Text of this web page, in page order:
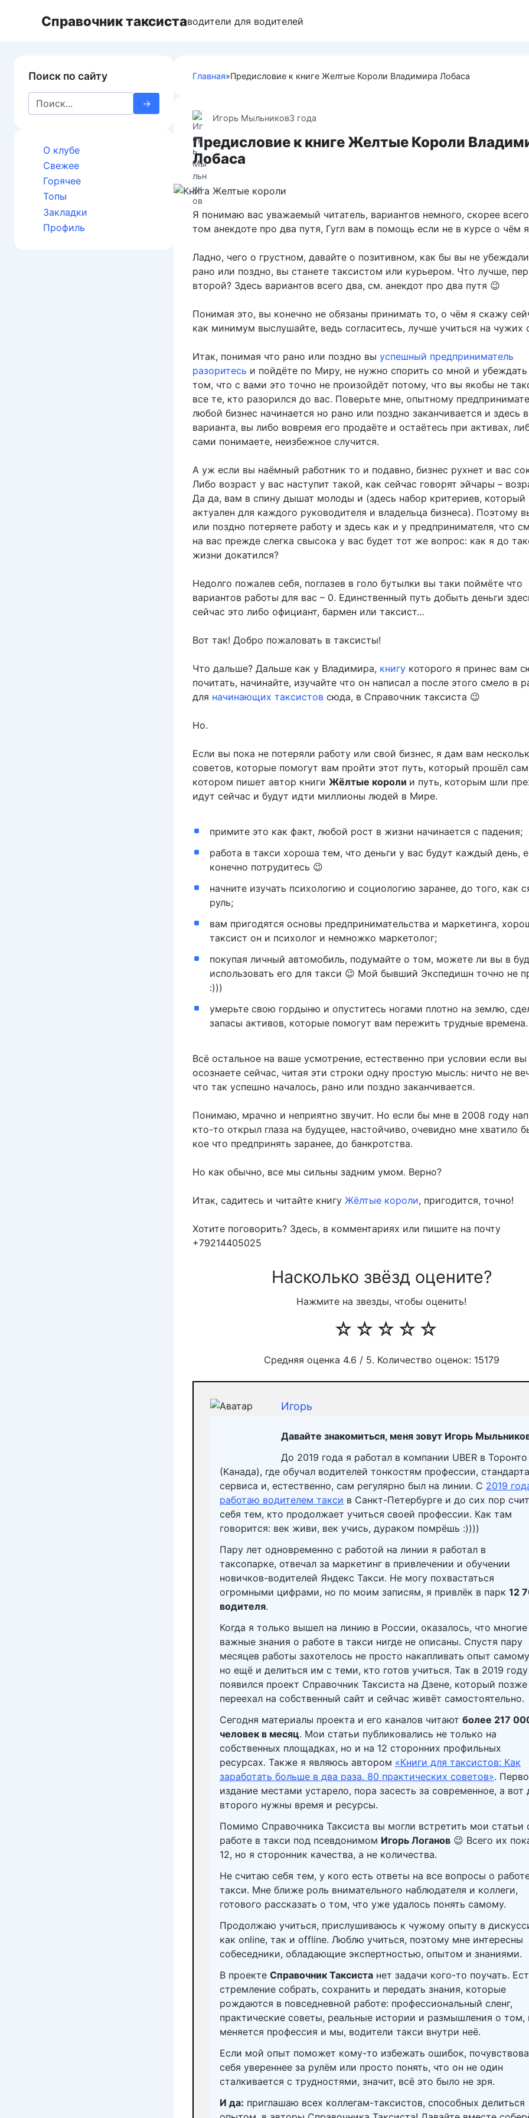
Справочник таксиставодители для водителей
Главная»Предисловие к книге Желтые Короли Владимира Лобаса
Игорь Мыльников3 года
Предисловие к книге Желтые Короли
Лобаса
Я понимаю вас уважаемый читатель, вариантов немного, скорее
том анекдоте про два путя, Гугл вам в помощь если не в курсе о чём
Ладно, чего о грустном, давайте о позитивном, как бы вы не
рано или поздно, вы станете таксистом или курьером. Что лучше,
второй? Здесь вариантов всего два, см. анекдот про два путя 😉
Понимая это, вы конечно не обязаны принимать то, о чём я скажу
как минимум выслушайте, ведь согласитесь, лучше учиться на чужих
Итак, понимая что рано или поздно вы успешный предприниматель
разоритесь и пойдёте по Миру, не нужно спорить со мной и
том, что с вами это точно не произойдёт потому, что вы якобы не
все те, кто разорился до вас. Поверьте мне, опытному
любой бизнес начинается но рано или поздно заканчивается и здесь
варианта, вы либо вовремя его продаёте и остаётесь при активах,
сами понимаете, неизбежное случится.
А уж если вы наёмный работник то и подавно, бизнес рухнет и вас
Либо возраст у вас наступит такой, как сейчас говорят эйчары –
Да да, вам в спину дышат молоды и (здесь набор критериев, который
актуален для каждого руководителя и владельца бизнеса). Поэтому
или поздно потеряете работу и здесь как и у предпринимателя, что
на вас прежде слегка свысока у вас будет тот же вопрос: как я до
жизни докатился?
Недолго пожалев себя, поглазев в голо бутылки вы таки поймёте что
вариантов работы для вас – 0. Единственный путь добыть деньги
сейчас это либо официант, бармен или таксист…
Вот так! Добро пожаловать в таксисты!
Что дальше? Дальше как у Владимира, книгу которого я принес вам
почитать, начинайте, изучайте что он написал а после этого смело в
для начинающих таксистов сюда, в Справочник таксиста 😉
Но.
Если вы пока не потеряли работу или свой бизнес, я дам вам
советов, которые помогут вам пройти этот путь, который прошёл
котором пишет автор книги Жёлтые короли и путь, которым шли
идут сейчас и будут идти миллионы людей в Мире.
примите это как факт, любой рост в жизни начинается с падения;
работа в такси хороша тем, что деньги у вас будут каждый день,
конечно потрудитесь 😉
начните изучать психологию и социологию заранее, до того, как
руль;
вам пригодятся основы предпринимательства и маркетинга,
таксист он и психолог и немножко маркетолог;
покупая личный автомобиль, подумайте о том, можете ли вы в
использовать его для такси 😉 Мой бывший Экспедишн точно не
:)))
умерьте свою гордыню и опуститесь ногами плотно на землю,
запасы активов, которые помогут вам пережить трудные времена.
Всё остальное на ваше усмотрение, естественно при условии если вы
осознаете сейчас, читая эти строки одну простую мысль: ничто не
что так успешно началось, рано или поздно заканчивается.
Понимаю, мрачно и неприятно звучит. Но если бы мне в 2008 году
кто-то открыл глаза на будущее, настойчиво, очевидно мне хватило
кое что предпринять заранее, до банкротства.
Но как обычно, все мы сильны задним умом. Верно?
Итак, садитесь и читайте книгу Жёлтые короли, пригодится, точно!
Хотите поговорить? Здесь, в комментариях или пишите на почту
+79214405025
Насколько звёзд оцените?
Нажмите на звезды, чтобы оценить!
☆
☆
☆
☆
☆
Средняя оценка 4.6 / 5. Количество оценок: 15179
Игорь
Давайте знакомиться, меня зовут Игорь
До 2019 года я работал в компании UBER в Торонто
(Канада), где обучал водителей тонкостям профессии,
сервиса и, естественно, сам регулярно был на линии. С 2019
работаю водителем такси в Санкт-Петербурге и до сих пор
себя тем, кто продолжает учиться своей профессии. Как там
говорится: век живи, век учись, дураком помрёшь :))))
Пару лет одновременно с работой на линии я работал в
таксопарке, отвечал за маркетинг в привлечении и обучении
новичков-водителей Яндекс Такси. Не могу похвастаться
огромными цифрами, но по моим записям, я привлёк в парк 12
водителя.
Когда я только вышел на линию в России, оказалось, что многие
важные знания о работе в такси нигде не описаны. Спустя пару
месяцев работы захотелось не просто накапливать опыт
но ещё и делиться им с теми, кто готов учиться. Так в 2019 году
появился проект Справочник Таксиста на Дзене, который позже
переехал на собственный сайт и сейчас живёт самостоятельно.
Сегодня материалы проекта и его каналов читают более 217
человек в месяц. Мои статьи публиковались не только на
собственных площадках, но и на 12 сторонних профильных
ресурсах. Также я являюсь автором «Книги для таксистов: Как
заработать больше в два раза. 80 практических советов».
издание местами устарело, пора засесть за современное, а вот
второго нужны время и ресурсы.
Помимо Справочника Таксиста вы могли встретить мои статьи
работе в такси под псевдонимом Игорь Логанов 😉 Всего их
12, но я сторонник качества, а не количества.
Не считаю себя тем, у кого есть ответы на все вопросы о
такси. Мне ближе роль внимательного наблюдателя и коллеги,
готового рассказать о том, что уже удалось понять самому.
Продолжаю учиться, прислушиваюсь к чужому опыту в
как online, так и offline. Люблю учиться, поэтому мне интересны
собеседники, обладающие экспертностью, опытом и знаниями.
В проекте Справочник Таксиста нет задачи кого-то поучать.
стремление собрать, сохранить и передать знания, которые
рождаются в повседневной работе: профессиональный сленг,
практические советы, реальные истории и размышления о том,
меняется профессия и мы, водители такси внутри неё.
Если мой опыт поможет кому-то избежать ошибок,
себя увереннее за рулём или просто понять, что он не один
сталкивается с трудностями, значит, всё это было не зря.
И да: приглашаю всех коллегам-таксистов, способных делиться
Поиск по сайту
e
О клубе
Свежее
Горячее
Топы
Закладки
Профиль